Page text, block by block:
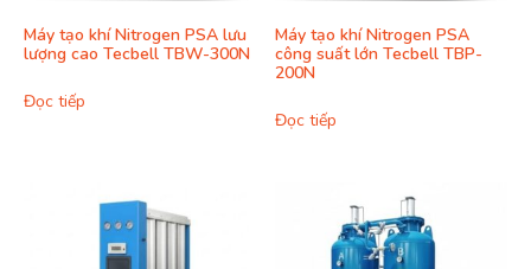
Máy tạo khí Nitrogen PSA lưu
lượng cao Tecbell TBW-300N
Đọc tiếp
Máy tạo khí Nitrogen PSA
công suất lớn Tecbell TBP-
200N
Đọc tiếp